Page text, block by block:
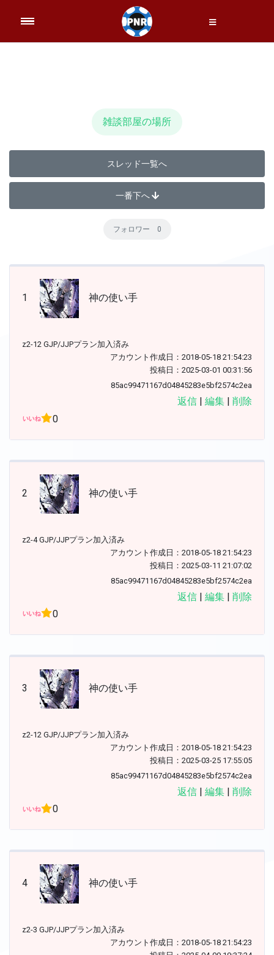
雑談部屋の場所
スレッド一覧へ
一番下へ
フォロワー 0
1 神の使い手
z2-12 GJP/JJPプラン加入済み
アカウント作成日：2018-05-18 21:54:23
投稿日：2025-03-01 00:31:56
85ac99471167d04845283e5bf2574c2ea
返信 編集
削除
0
2 神の使い手
z2-4 GJP/JJPプラン加入済み
アカウント作成日：2018-05-18 21:54:23
投稿日：2025-03-11 21:07:02
85ac99471167d04845283e5bf2574c2ea
返信 | 編集 | 削除
0
3 神の使い手
z2-12 GJP/JJPプラン加入済み
アカウント作成日：2018-05-18 21:54:23
投稿日：2025-03-25 17:55:05
85ac99471167d04845283e5bf2574c2ea
返信 | 編集 | 削除
0
4 神の使い手
z2-3 GJP/JJPプラン加入済み
アカウント作成日：2018-05-18 21:54:23